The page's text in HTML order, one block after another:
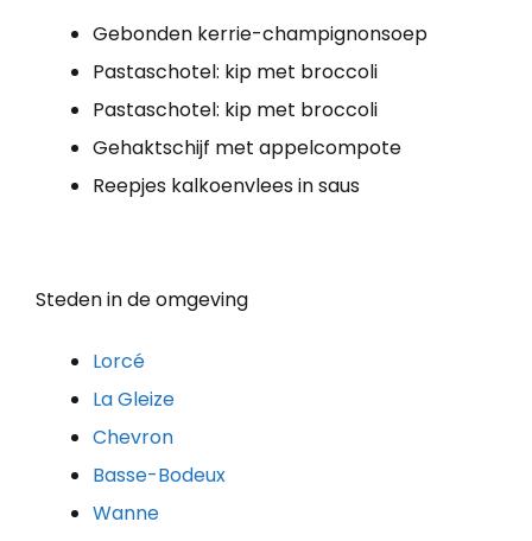
Gebonden kerrie-champignonsoep
Pastaschotel: kip met broccoli
Pastaschotel: kip met broccoli
Gehaktschijf met appelcompote
Reepjes kalkoenvlees in saus
Steden in de omgeving
Lorcé
La Gleize
Chevron
Basse-Bodeux
Wanne